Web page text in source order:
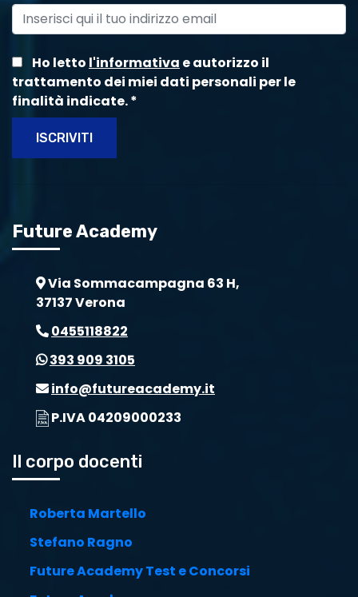
Ho letto l'informativa e autorizzo il
trattamento dei miei dati personali per le
finalità indicate.*
ISCRIVITI
Future Academy
Via Sommacampagna 63 H,
37137 Verona
0455118822
393 909 3105
info@futureacademy.it
P.IVA 04209000233
Il corpo docenti
Roberta Martello
Stefano Ragno
Future Academy Test e Concorsi